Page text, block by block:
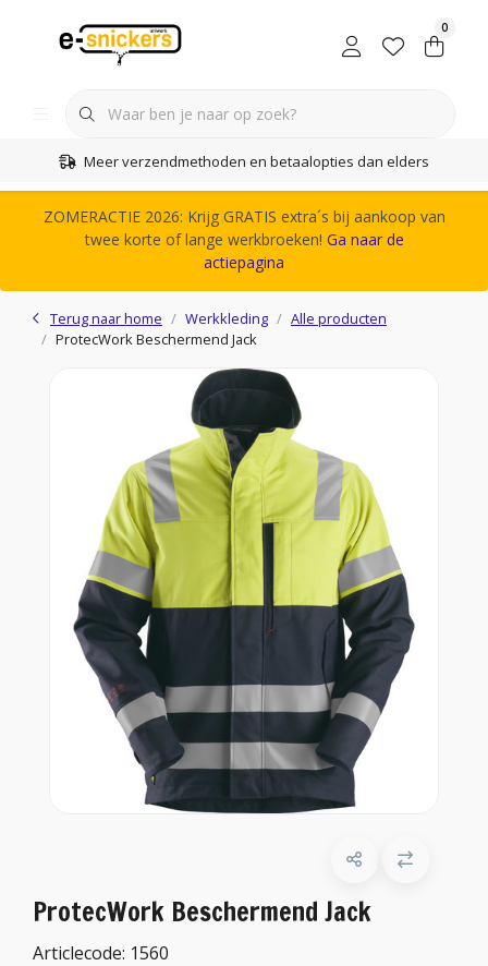
0
Meer verzendmethoden en betaalopties dan elders
ZOMERACTIE 2026: Krijg GRATIS extra´s bij aankoop van
twee korte of lange werkbroeken! Ga naar de
actiepagina
Terug naar home Werkkleding
Alle producten
ProtecWork Beschermend Jack
ProtecWork Beschermend Jack
Articlecode: 1560